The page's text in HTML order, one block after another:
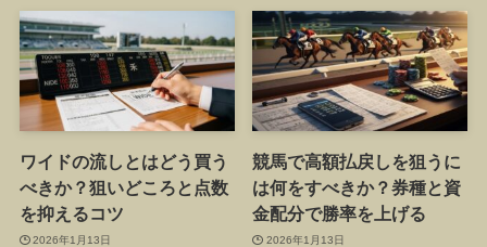
ワイドの流しとはどう買う
べきか？狙いどころと点数
を抑えるコツ
2026年1月13日
競馬で高額払戻しを狙うに
は何をすべきか？券種と資
金配分で勝率を上げる
2026年1月13日